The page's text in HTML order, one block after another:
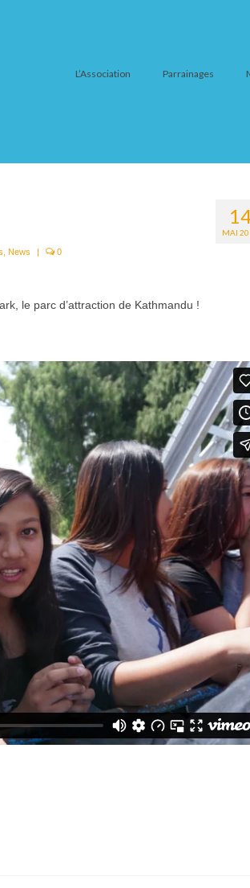
L’Association Parrainages
MAI
News | 0
le parc d’attraction de Kathmandu !